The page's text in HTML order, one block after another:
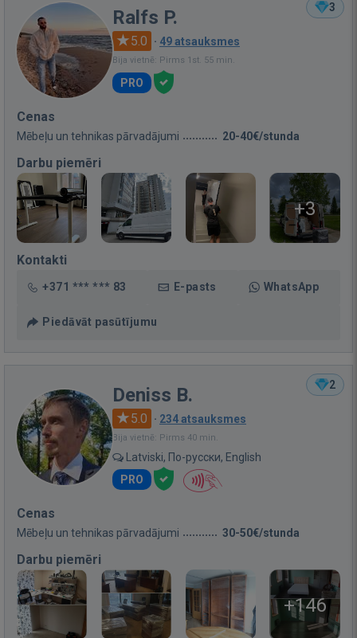
3
Ralfs P.
5.0 · 49 atsauksmes
Bija vietnē: Pirms 1st. 55 min.
PRO
Cenas
Mēbeļu un tehnikas pārvadājumi 20-40€/stunda
Darbu piemēri
+3
Kontakti
+371 *** *** 83 E-pasts WhatsApp
Piedāvāt pasūtījumu
2
Deniss B.
5.0 · 234 atsauksmes
Bija vietnē: Pirms 40 min.
Latviski, По-русски, English
PRO
Cenas
Mēbeļu un tehnikas pārvadājumi 30-50€/stunda
Darbu piemēri
+146